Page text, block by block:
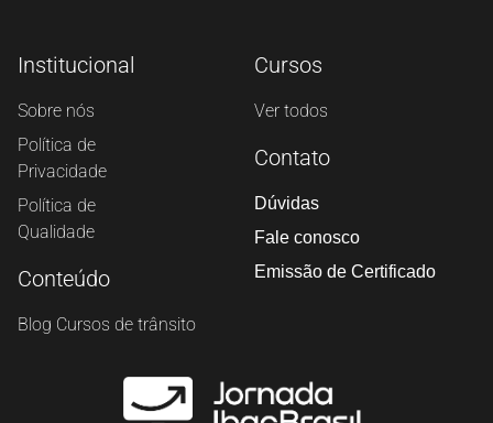
Institucional
Sobre nós
Política de
Privacidade
Política de
Qualidade
Conteúdo
Blog Cursos de trânsito
Cursos
Ver todos
Contato
Dúvidas
Fale conosco
Emissão de Certificado